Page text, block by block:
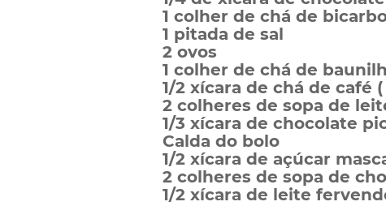
1 colher de chá de
1 pitada de sal
2 ovos
1 colher de chá de
1/2 xícara de chá de café
2 colheres de sopa de
1/3 xícara de chocolate
Calda do bolo
1/2 xícara de açúcar
2 colheres de sopa de
1/2 xícara de leite